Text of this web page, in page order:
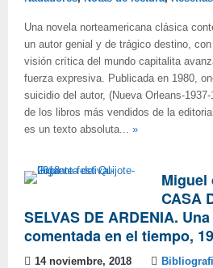
Una novela norteamericana clásica
un autor genial y de trágico destino,
visión crítica del mundo capitalita
fuerza expresiva. Publicada en 1980,
suicidio del autor, (Nueva Orleans-
de los libros más vendidos de la
es un texto absoluta... »
Miguel
CASA
SELVAS DE ARDENIA.
comentada en el tiempo,
14 noviembre, 2018